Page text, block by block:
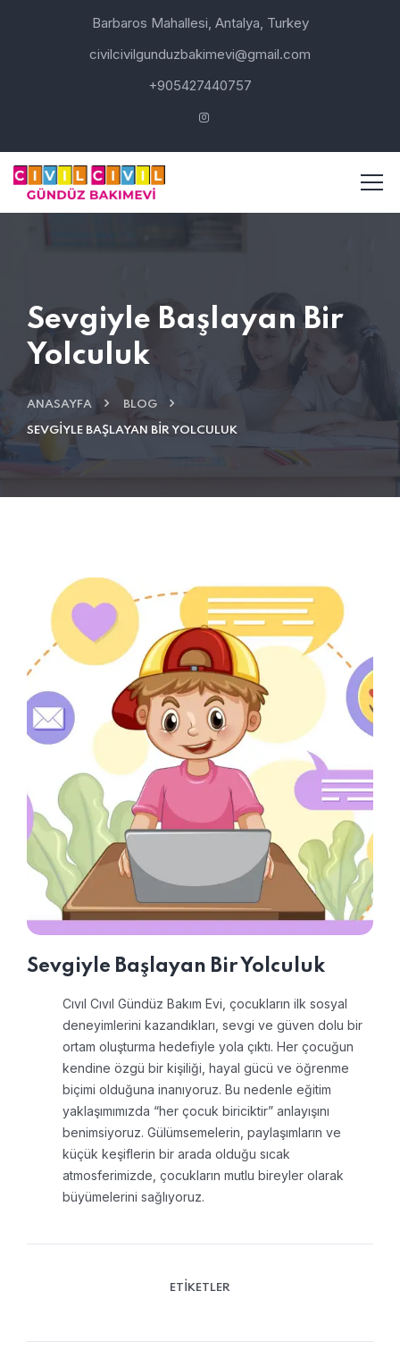
Barbaros Mahallesi, Antalya, Turkey
civilcivilgunduzbakimevi@gmail.com
+905427440757
Sevgiyle Başlayan Bir
Yolculuk
ANASAYFA BLOG
SEVGIYLE BAŞLAYAN BIR YOLCULUK
Sevgiyle Başlayan Bir Yolculuk
Cıvıl Cıvıl Gündüz Bakım Evi, çocukların ilk sosyal
deneyimlerini kazandıkları, sevgi ve güven dolu bir
ortam oluşturma hedefiyle yola çıktı. Her çocuğun
kendine özgü bir kişiliği, hayal gücü ve öğrenme
biçimi olduğuna inanıyoruz. Bu nedenle eğitim
yaklaşımımızda “her çocuk biriciktir” anlayışını
benimsiyoruz. Gülümsemelerin, paylaşımların ve
küçük keşiflerin bir arada olduğu sıcak
atmosferimizde, çocukların mutlu bireyler olarak
büyümelerini sağlıyoruz.
ETIKETLER